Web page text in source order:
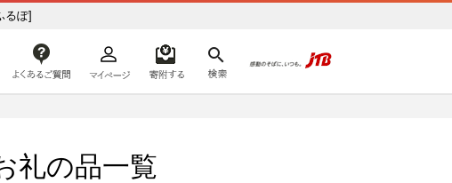
[ふるぽ]
はじめての方へ
礼の品一覧